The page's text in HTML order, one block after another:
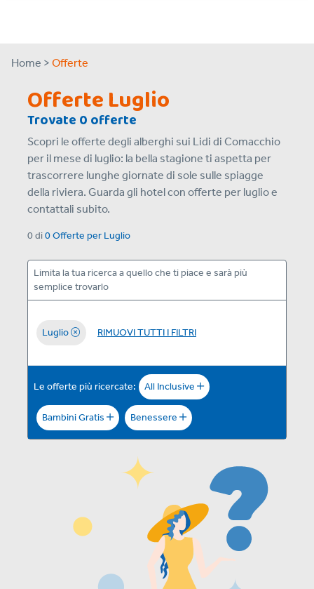
Home > Offerte
Offerte Luglio
Trovate 0 offerte
Scopri le offerte degli alberghi sui Lidi di Comacchio
per il mese di luglio: la bella stagione ti aspetta per
trascorrere lunghe giornate di sole sulle spiagge
della riviera. Guarda gli hotel con offerte per luglio e
contattali subito.
0 di0 Offerte per Luglio
Limita la tua ricerca a quello che ti piace e sarà più
semplice trovarlo
Luglio RIMUOVI TUTTI I FILTRI
Le offerte più ricercate: All Inclusive
Bambini Gratis Benessere